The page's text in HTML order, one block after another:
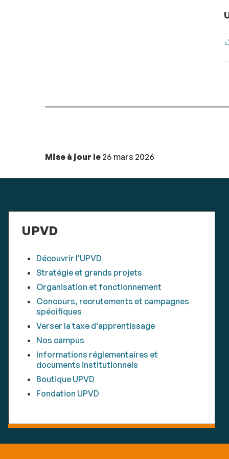
Mise à jour le 26 mars 2026
UPVD
Découvrir l'UPVD
Stratégie et grands projets
Organisation et fonctionnement
Concours, recrutements et campagnes
spécifiques
Verser la taxe d'apprentissage
Nos campus
Informations réglementaires et
documents institutionnels
Boutique UPVD
Fondation UPVD